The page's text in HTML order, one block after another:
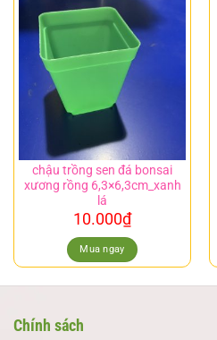
chậu trồng sen đá bonsai
xương rồng 6,3×6,3cm_xanh
lá
10.000₫
Mua ngay
Chính sách